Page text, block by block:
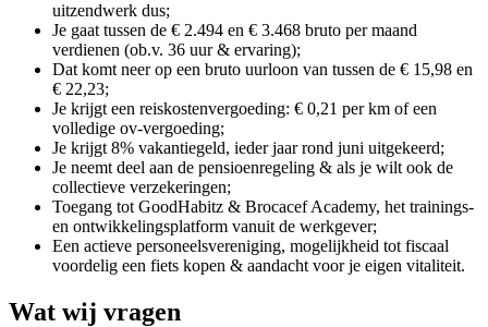
uitzendwerk dus;
Je gaat tussen de € 2.494 en € 3.468 bruto per maand
verdienen (ob.v. 36 uur & ervaring);
Dat komt neer op een bruto uurloon van tussen de € 15,98 en
€ 22,23;
Je krijgt een reiskostenvergoeding: € 0,21 per km of een
volledige ov-vergoeding;
Je krijgt 8% vakantiegeld, ieder jaar rond juni uitgekeerd;
Je neemt deel aan de pensioenregeling & als je wilt ook de
collectieve verzekeringen;
Toegang tot GoodHabitz & Brocacef Academy, het trainings-
en ontwikkelingsplatform vanuit de werkgever;
Een actieve personeelsvereniging, mogelijkheid tot fiscaal
voordelig een fiets kopen & aandacht voor je eigen vitaliteit.
Wat wij vragen